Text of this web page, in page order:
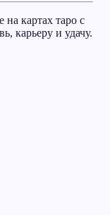
на картах таро с
карьеру и удачу.